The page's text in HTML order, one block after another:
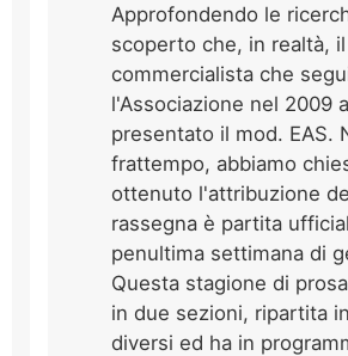
Approfondendo le
scoperto che, in realtà, il
commercialista che
l'Associazione nel 2009
presentato il mod. EAS.
frattempo, abbiamo
ottenuto l'attribuzione
rassegna è partita
penultima settimana di
Questa stagione di
in due sezioni, ripartita
diversi ed ha in